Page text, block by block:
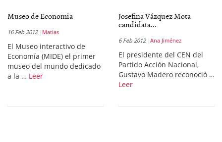
Museo de Economia
16 Feb 2012 Matias
El Museo interactivo de
Economía (MIDE) el primer
museo del mundo dedicado
a la … Leer
Josefina Vázquez Mota
candidata...
6 Feb 2012 Ana Jiménez
El presidente del CEN del
Partido Acción Nacional,
Gustavo Madero reconoció …
Leer